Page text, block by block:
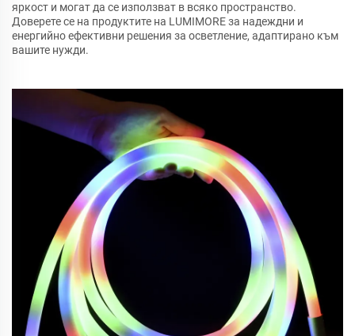
яркост и могат да се използват в всяко пространство.
Доверете се на продуктите на LUMIMORE за надеждни и
енергийно ефективни решения за осветление, адаптирано към
вашите нужди.